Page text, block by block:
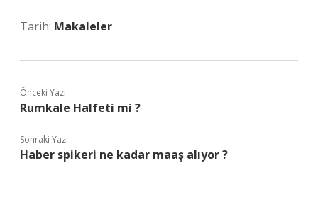
Tarih: Makaleler
Önceki Yazı
Rumkale Halfeti mi ?
Sonraki Yazı
Haber spikeri ne kadar maaş alıyor ?